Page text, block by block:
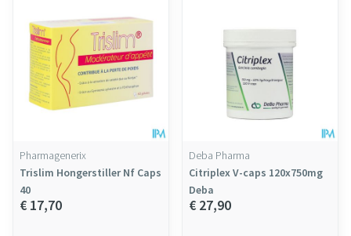
Pharmagenerix
Trislim Hongerstiller Nf Caps
40
€ 17,70
Deba Pharma
Citriplex V-caps 120x750mg
Deba
€ 27,90